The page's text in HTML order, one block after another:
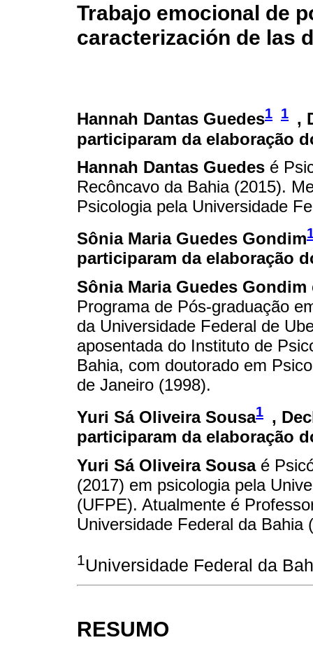
Trabajo emocional de
caracterización de las
Hannah Dantas Guedes1 1 ,
participaram da elaboração
Hannah Dantas Guedes é
Recôncavo da Bahia (2015).
Psicologia pela Universidade
Sônia Maria Guedes Gondim
participaram da elaboração
Sônia Maria Guedes Gondim
Programa de Pós-graduação
da Universidade Federal de
aposentada do Instituto de
Bahia, com doutorado em
de Janeiro (1998).
Yuri Sá Oliveira Sousa1 ,
participaram da elaboração
Yuri Sá Oliveira Sousaé
(2017) em psicologia pela
(UFPE). Atualmente é
Universidade Federal da Bahia
1 Universidade Federal da
RESUMO